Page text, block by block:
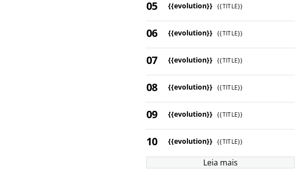
{{evolution}} {{TITLE}}
{{evolution}} {{TITLE}}
{{evolution}} {{TITLE}}
{{evolution}} {{TITLE}}
{{evolution}} {{TITLE}}
{{evolution}} {{TITLE}}
Leia mais